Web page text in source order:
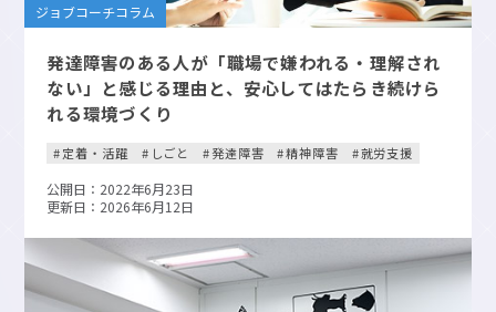
ジョブコーチコラム
発達障害のある人が「職場で嫌われる・理解され
ない」と感じる理由と、安心してはたらき続けら
れる環境づくり
定着・活躍 しごと 発達障害 精神障害 就労支援
公開日：2022年6月23日
更新日：2026年6月12日